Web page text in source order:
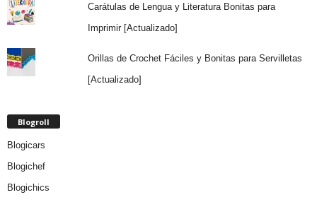
Carátulas de Lengua y Literatura Bonitas para
Imprimir [Actualizado]
Orillas de Crochet Fáciles y Bonitas para Servilletas
[Actualizado]
Blogroll
Blogicars
Blogichef
Blogichics